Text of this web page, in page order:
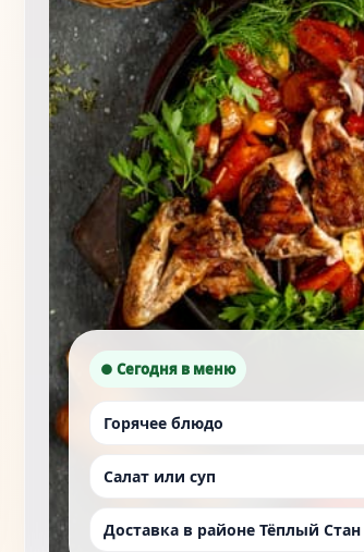
● Сегодня в меню
Горячее блюдо
Салат или суп
Доставка в районе Тёплый Стан